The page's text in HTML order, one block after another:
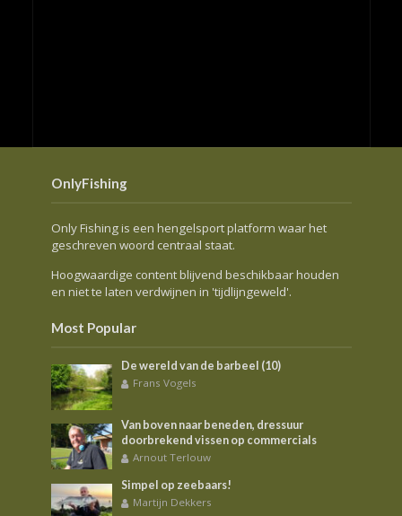
OnlyFishing
Only Fishing is een hengelsport platform waar het
geschreven woord centraal staat.
Hoogwaardige content blijvend beschikbaar houden
en niet te laten verdwijnen in 'tijdlijngeweld'.
Most Popular
De wereld van de barbeel (10)
Frans Vogels
Van boven naar beneden, dressuur
doorbrekend vissen op commercials
Arnout Terlouw
Simpel op zeebaars!
Martijn Dekkers